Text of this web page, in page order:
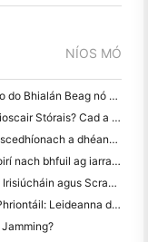
NÍOS MÓ
Conas an Bogearraí Bialann Ceart a Roghnú do do Bhialán Beag nó Meánmhéide
An gá duit Printéir A4 Inportable le haghaidh Fioscair Stórais? Cad a Oibríonn i ndáiríre
An féidir le priontóirí lipéid teirmeacha lipéid uiscedhíonach a dhéanamh do tháirgí gnó beag?
An Ceamara Láithreach is Fearr do Thosaitheoirí nach bhfuil ag iarraidh páipéar a chaitheamh
An Déantóir Lipéad Datha is Fearr le haghaidh Irisiúcháin agus Scrapbooking: Cuir Tuilleadh Datha le Gach Leathanach
Lámhscríbhinn vs. Lipéid Loingseoireachta a Phriontáil: Leideanna do Ghnólachtaí Beaga in 2026